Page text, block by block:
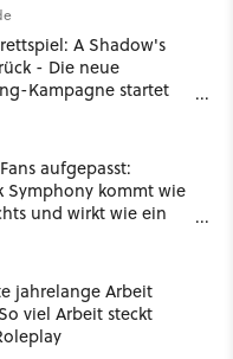
A Shadow's
- Die neue
Kampagne startet
aufgepasst:
Symphony kommt wie
und wirkt wie ein
jahrelange Arbeit
viel Arbeit steckt